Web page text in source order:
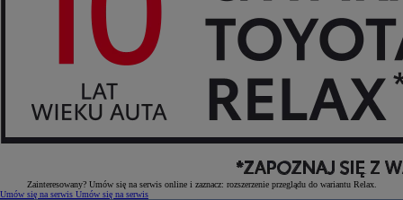
Zainteresowany? Umów się na serwis online i zaznacz: rozszerzenie przeglądu do wariantu Relax.
Umów się na serwis Umów się na serwis